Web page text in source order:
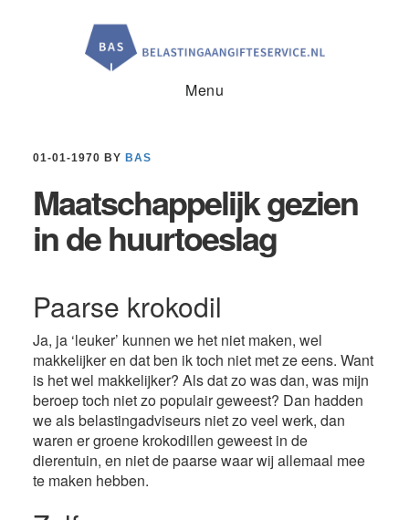
Menu
01-01-1970 BY BAS
Maatschappelijk gezien
in de huurtoeslag
Paarse krokodil
Ja, ja ‘leuker’ kunnen we het niet maken, wel
makkelijker en dat ben ik toch niet met ze eens. Want
is het wel makkelijker? Als dat zo was dan, was mijn
beroep toch niet zo populair geweest? Dan hadden
we als belastingadviseurs niet zo veel werk, dan
waren er groene krokodillen geweest in de
dierentuin, en niet de paarse waar wij allemaal mee
te maken hebben.